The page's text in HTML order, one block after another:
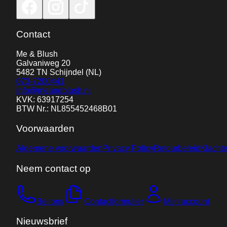
Contact
Me & Blush
Galvaniweg 20
5482 TN Schijndel (NL)
073-7200441
info@meandblush.nl
KVK: 63917254
BTW Nr.: NL855452468B01
Voorwaarden
Algemene voorwaardenPrivacy PolicyRetourbeleid
Neem contact op
Bel ons Contactformulier Mijn account
Nieuwsbrief